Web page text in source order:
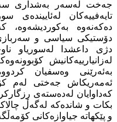
جەخت لەسەر بەشداری
تایەفییەكان لەئاییندەی
دەكەنەوە بەكوردیشەوە،
دۆستیكی سیاسی و
دژی داعشدا لەسوریاو
لەزانیارییەكانیش
بەئەرێنی وەسفیان
ئەمەریكاش جەختی لەم
كەداوایان لەدەستەی
بكات و شاندەكە لەگەڵ
و پێكهاتە جیاوازەكانی